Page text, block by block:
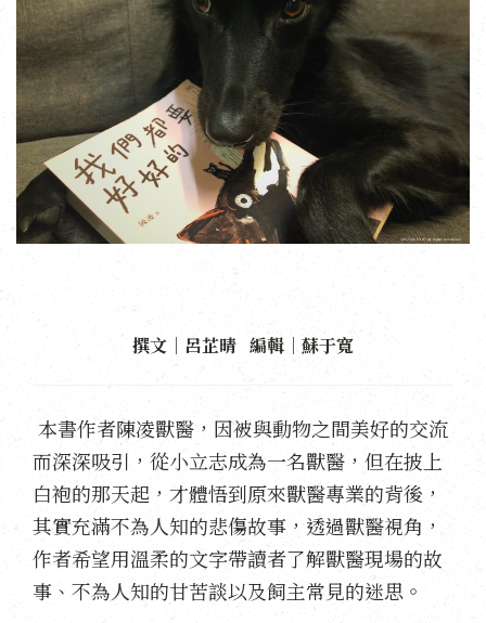
撰文｜呂芷晴 編輯｜蘇于寬
本書作者陳凌獸醫，因被與動物之間美好的交流
而深深吸引，從小立志成為一名獸醫，但在披上
白袍的那天起，才體悟到原來獸醫專業的背後，
其實充滿不為人知的悲傷故事，透過獸醫視角，
作者希望用溫柔的文字帶讀者了解獸醫現場的故
事、不為人知的甘苦談以及飼主常見的迷思。